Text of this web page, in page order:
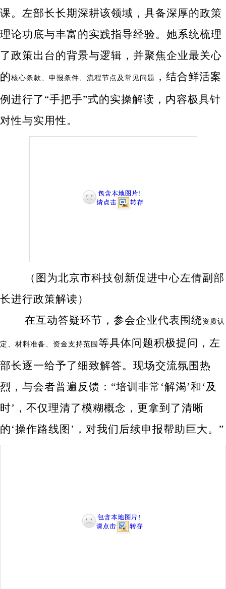
课。左部长长期深耕该领域，具备深厚的政策
理论功底与丰富的实践指导经验。她系统梳理
了政策出台的背景与逻辑，并聚焦企业最关心
的核心条款、申报条件、流程节点及常见问题
，结合鲜活案
例进行了“手把手”式的实操解读，内容极具针
对性与实用性。
（图为北京市科技创新促进中心左倩副部
长进行政策解读）
在互动答疑环节，参会企业代表围绕资质认
定、材料准备、资金支持范围 等具体问题积极提问，左
部长逐一给予了细致解答。现场交流氛围热
烈，与会者普遍反馈：“培训非常‘解渴’和‘及
时’，不仅理清了模糊概念，更拿到了清晰
的‘操作路线图’，对我们后续申报帮助巨大。”